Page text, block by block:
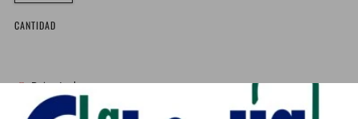
CANTIDAD
Bajo stock